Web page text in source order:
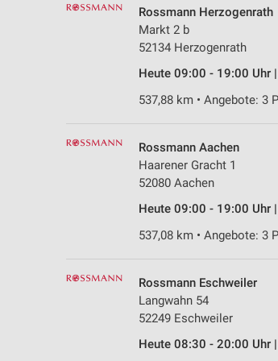
Rossmann Herzogenrath
Markt 2 b
52134 Herzogenrath
Heute 09:00 - 19:00 Uhr |
537,88 km • Angebote: 3
Rossmann Aachen
Haarener Gracht 1
52080 Aachen
Heute 09:00 - 19:00 Uhr |
537,08 km • Angebote: 3
Rossmann Eschweiler
Langwahn 54
52249 Eschweiler
Heute 08:30 - 20:00 Uhr |